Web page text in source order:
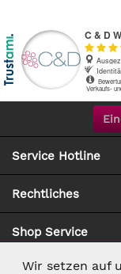
Service Hotline
Rechtliches
Shop Service
Zahlung & Versand
Notwendig
Wir setzen auf